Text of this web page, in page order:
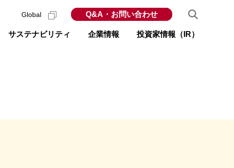
サステナビリティ 企業情報 投資家情報（IR）
Global Q&A・お問い合わせ